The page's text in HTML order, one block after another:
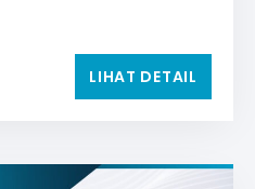
Breaker, dll)
Water Dispenser
LIHAT DETAIL